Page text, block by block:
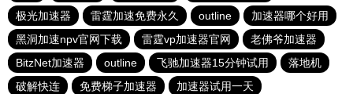
极光加速器
雷霆加速免费永久 outline
加速器哪个好用
黑洞加速npv官网下载
雷霆vp加速器官网
老佛爷加速器
BitzNet加速器
outline 飞驰加速器15分钟试用
落地机
破解快连
免费梯子加速器 加速器试用一天